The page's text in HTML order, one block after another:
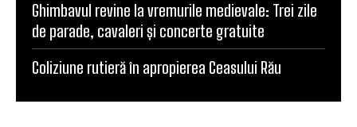
Ghimbavul revine la vremurile medievale: Trei zile
de parade, cavaleri și concerte gratuite
Coliziune rutieră în apropierea Ceasului Rău